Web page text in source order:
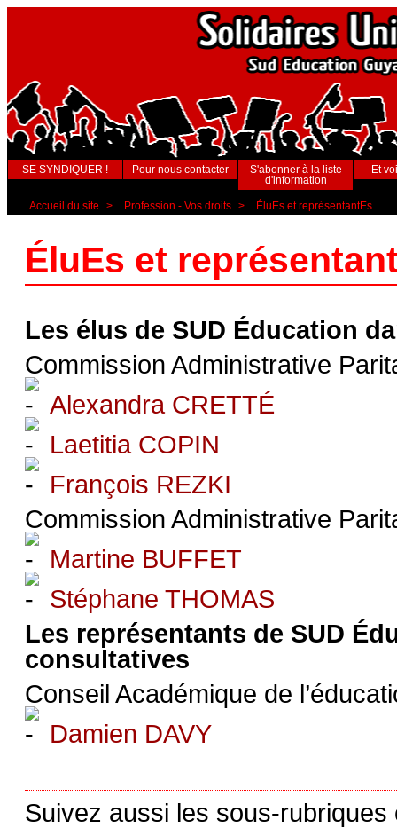
SE SYNDIQUER ! Pour nous contacter
S'abonner à la liste
d'information
Et
Accueil du site > Profession - Vos droits > ÉluEs et représentantEs
ÉluEs et
Les élus de SUD Éducation
Commission Administrative
Alexandra CRETTÉ
Laetitia COPIN
François REZKI
Commission Administrative
Martine BUFFET
Stéphane THOMAS
Les représentants de SUD
consultatives
Conseil Académique de
Damien DAVY
Suivez aussi les sous-rubriques